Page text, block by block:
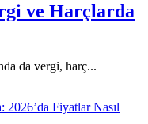
ve Harçlarda
da vergi, harç...